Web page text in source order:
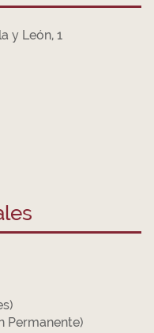
y León, 1
Permanente)